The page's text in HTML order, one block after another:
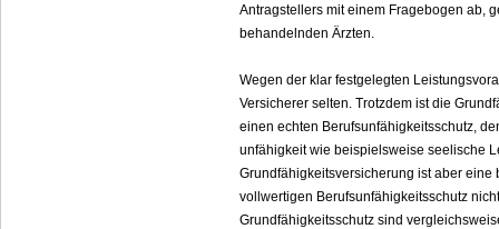
Antragstellers mit einem Fragebogen ab,
behandelnden Ärzten.
Wegen der klar festgelegten
Versicherer selten. Trotzdem ist die
einen echten Berufs­unfähig­keitsschutz,
unfähig­keit wie beispielsweise seelische
Grundfähigkeitsversicherung ist aber
vollwertigen Berufs­unfähig­keitsschutz
Grundfähigkeitsschutz sind